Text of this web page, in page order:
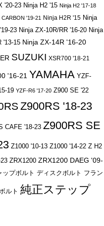
'20-23 Ninja H2 '15 Ninja H2 '17-18
CARBON '19-21 Ninja H2R '15 Ninja
23 Ninja ZX-10R/RR '16-20 Ninja
'13-15 Ninja ZX-14R '16-20
SUZUKI XSR700 '18-21
'16-21 YAMAHA YZF-
19 YZF-R6 '17-20 Z900 SE '22
Z900RS '18-23
CAFE '18-23 Z900RS SE
Z1000 '10-13 Z1000 '14-22 Z H2
ZRX1200 ZRX1200 DAEG '09-
ップボルト ディスクボルト フラン
ルト 純正ステップ